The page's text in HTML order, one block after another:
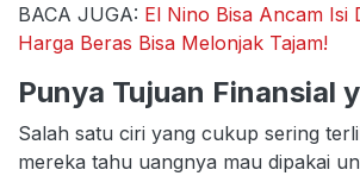
BACA JUGA: El Nino Bisa Ancam Isi
Harga Beras Bisa Melonjak Tajam!
Punya Tujuan Finansial
Salah satu ciri yang cukup sering
mereka tahu uangnya mau dipakai